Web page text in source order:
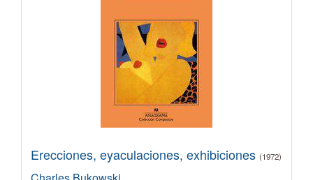
Erecciones, eyaculaciones, exhibiciones (1972)